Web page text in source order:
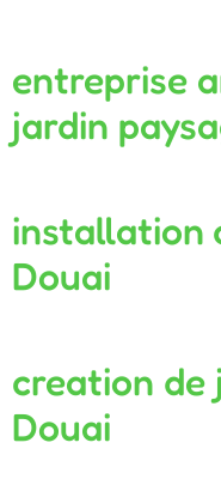
entreprise
jardin
installation
Douai
creation de
Douai